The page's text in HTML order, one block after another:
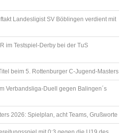
Landesligist SV Böblingen verdient mit
im Testspiel-Derby bei der TuS
beim 5. Rottenburger C-Jugend-Masters
Verbandsliga-Duell gegen Balingen´s
2026: Spielplan, acht Teams, Grußworte